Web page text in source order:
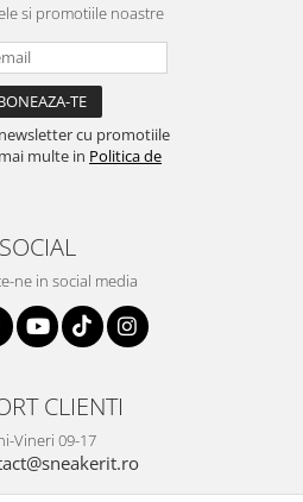
si promotiile noastre
cu promotiile
multe in Politica de
SOCIAL
ne in social media
CLIENTI
Vineri 09-17